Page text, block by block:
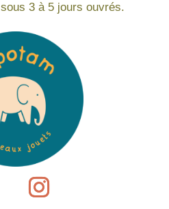
3 à 5 jours ouvrés.